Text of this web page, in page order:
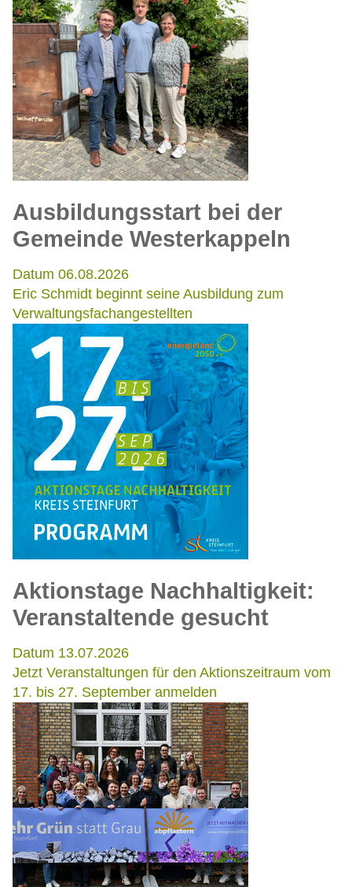
Ausbildungsstart bei der
Gemeinde Westerkappeln
Datum 06.08.2026
Eric Schmidt beginnt seine Ausbildung zum
Verwaltungsfachangestellten
Aktionstage Nachhaltigkeit:
Veranstaltende gesucht
Datum 13.07.2026
Jetzt Veranstaltungen für den Aktionszeitraum vom
17. bis 27. September anmelden